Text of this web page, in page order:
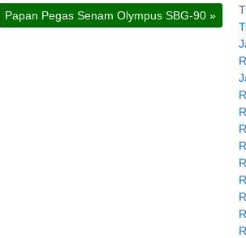
Papan Pegas Senam Olympus SBG-90 »